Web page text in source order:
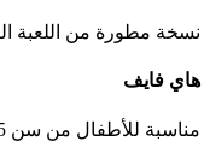
نسخة مطورة من اللعبة
هاي فايف
مناسبة للأطفال من سن 5 سنين – مرحة وآمنة وسهلة.